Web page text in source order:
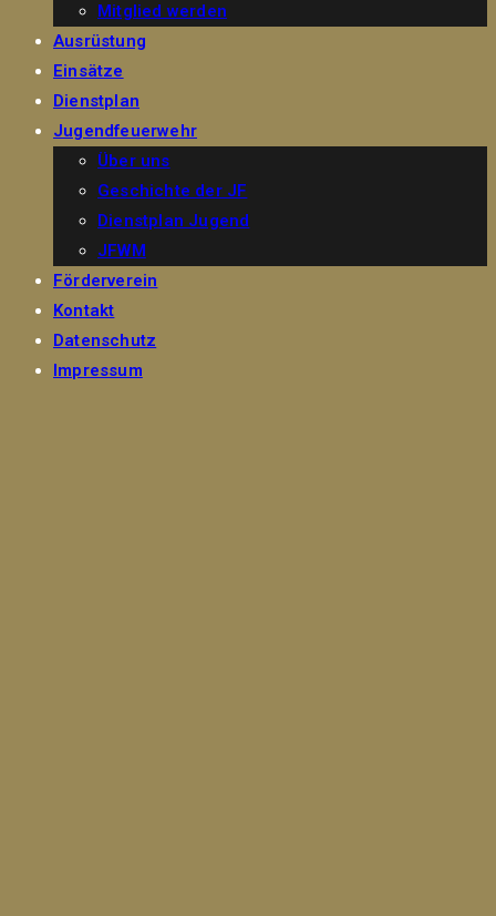
Mitglied werden
Ausrüstung
Einsätze
Dienstplan
Jugendfeuerwehr
Über uns
Geschichte der JF
Dienstplan Jugend
JFWM
Förderverein
Kontakt
Datenschutz
Impressum